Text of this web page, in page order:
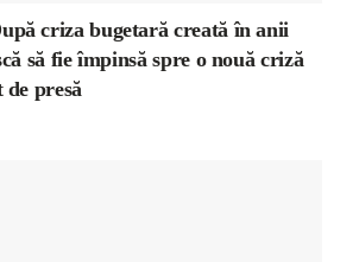
criza bugetară creată în anii
să fie împinsă spre o nouă criză
presă